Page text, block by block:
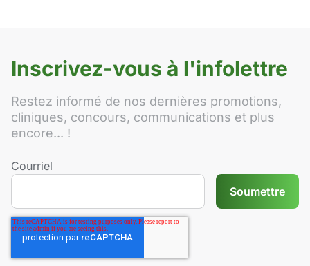
Inscrivez-vous à l'infolettre
Restez informé de nos dernières promotions,
cliniques, concours, communications et plus
encore... !
Courriel